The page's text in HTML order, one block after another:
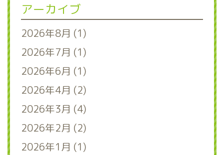
アーカイブ
2026年8月 (1)
2026年7月 (1)
2026年6月 (1)
2026年4月 (2)
2026年3月 (4)
2026年2月 (2)
2026年1月 (1)